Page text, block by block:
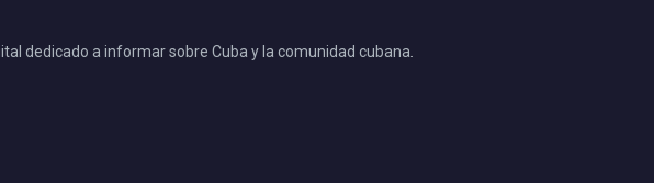
dedicado a informar sobre Cuba y la comunidad cubana.